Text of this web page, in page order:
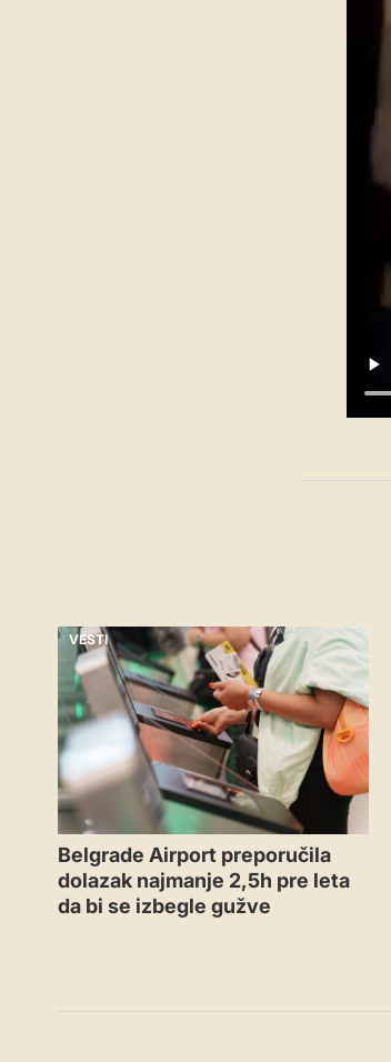
VESTI
Belgrade Airport preporučila
dolazak najmanje 2,5h pre leta
da bi se izbegle gužve